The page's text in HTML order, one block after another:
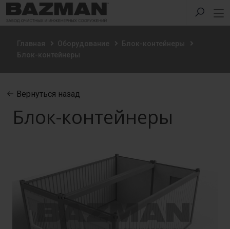
Главная Оборудование
Блок-контейнеры
Блок-контейнеры
Вернуться назад
Блок-контейнеры